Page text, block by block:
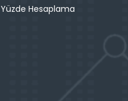
Yüzde Hesaplama